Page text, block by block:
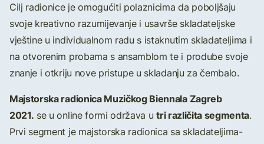
Cilj radionice je omogućiti polaznicima da poboljšaju
svoje kreativno razumijevanje i usavrše skladateljske
vještine u individualnom radu s istaknutim skladateljima i
na otvorenim probama s ansamblom te i prodube svoje
znanje i otkriju nove pristupe u skladanju za čembalo.
Majstorska radionica Muzičkog Biennala Zagreb
2021. se u online formi održava utri različita segmenta.
Prvi segment je majstorska radionica sa skladateljima-